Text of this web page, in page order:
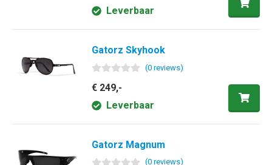
Leverbaar
Gatorz Skyhook
(0reviews)
€ 249,-
Leverbaar
Gatorz Magnum
(0reviews)